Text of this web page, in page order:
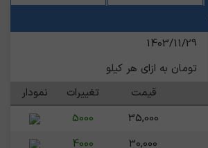
1403/11/29
تومان به ازای هر کیلو
قیمت تغییرات
نمودار
35,000
5000
30,000
4000